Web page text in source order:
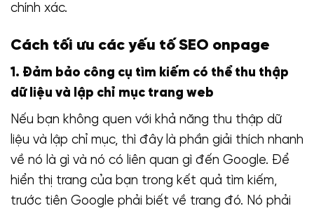
chính xác.
Cách tối ưu các yếu tố SEO onpage
1. Đảm bảo công cụ tìm kiếm có thể thu thập
dữ liệu và lập chỉ mục trang web
Nếu bạn không quen với khả năng thu thập dữ
liệu và lập chỉ mục, thì đây là phần giải thích nhanh
về nó là gì và nó có liên quan gì đến Google. Để
hiển thị trang của bạn trong kết quả tìm kiếm,
trước tiên Google phải biết về trang đó. Nó phải